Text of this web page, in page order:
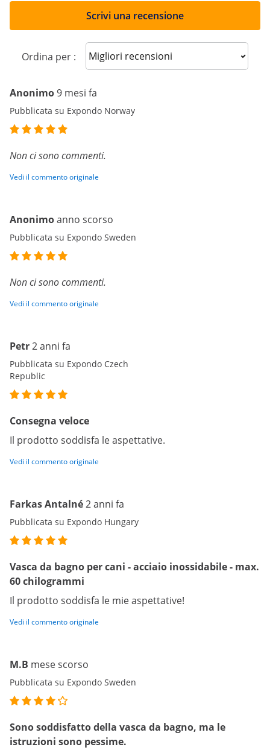
Scrivi una recensione
Ordina per : Sort reviews
Anonimo9 mesi fa
Pubblicata su Expondo Norway
Non ci sono commenti.
Vedi il commento originale
Anonimoanno scorso
Pubblicata su Expondo Sweden
Non ci sono commenti.
Vedi il commento originale
Petr2 anni fa
Pubblicata su Expondo Czech
Republic
Consegna veloce
Il prodotto soddisfa le aspettative.
Vedi il commento originale
Farkas Antalné2 anni fa
Pubblicata su Expondo Hungary
Vasca da bagno per cani - acciaio inossidabile - max.
60 chilogrammi
Il prodotto soddisfa le mie aspettative!
Vedi il commento originale
M.B mese scorso
Pubblicata su Expondo Sweden
Sono soddisfatto della vasca da bagno, ma le
istruzioni sono pessime.